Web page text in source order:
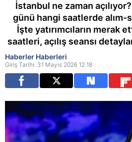
İstanbul ne zaman
günü hangi saatlerde alım-
İşte yatırımcıların merak
saatleri, açılış seansı
Haberler Haberleri
Giriş Tarihi: 31 Mayıs 2026 12:18